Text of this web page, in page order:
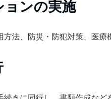
ョンの実施
方法、防災・防犯対策、医